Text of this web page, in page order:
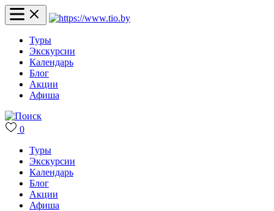
Туры
Экскурсии
Календарь
Блог
Акции
Афиша
0
Туры
Экскурсии
Календарь
Блог
Акции
Афиша